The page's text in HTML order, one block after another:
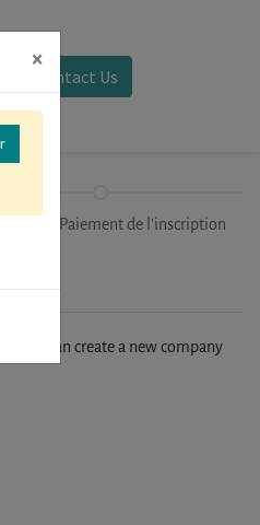
Contact Us
Paiement de l'inscription
you can create a new company
×